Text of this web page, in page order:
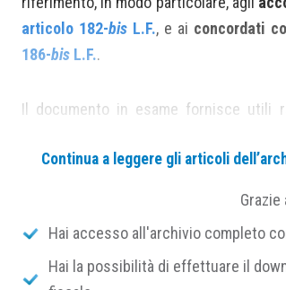
articolo 182-bisL.F., e ai concordati
186-bis L.F..
Il documento in esame fornisce utili
concorsuali, ponendo particolare
alla redazione di un piano di
alle cautele da adottare nel
Continua a leggere gli articoli
Hai accesso all'archivio completo
Hai la possibilità di effettuare il